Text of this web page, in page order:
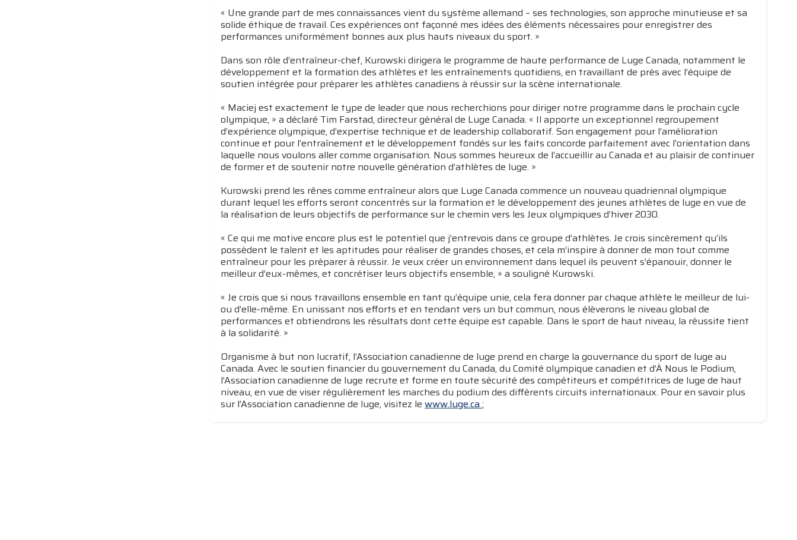
« Une grande part de mes connaissances vient du système allemand – ses technologies, son approche minutieuse et sa
solide éthique de travail. Ces expériences ont façonné mes idées des éléments nécessaires pour enregistrer des
performances uniformément bonnes aux plus hauts niveaux du sport. »
Dans son rôle d’entraîneur-chef, Kurowski dirigera le programme de haute performance de Luge Canada, notamment le
développement et la formation des athlètes et les entraînements quotidiens, en travaillant de près avec l’équipe de
soutien intégrée pour préparer les athlètes canadiens à réussir sur la scène internationale.
« Maciej est exactement le type de leader que nous recherchions pour diriger notre programme dans le prochain cycle
olympique, » a déclaré Tim Farstad, directeur général de Luge Canada. « Il apporte un exceptionnel regroupement
d’expérience olympique, d’expertise technique et de leadership collaboratif. Son engagement pour l’amélioration
continue et pour l’entraînement et le développement fondés sur les faits concorde parfaitement avec l’orientation dans
laquelle nous voulons aller comme organisation. Nous sommes heureux de l’accueillir au Canada et au plaisir de continuer
de former et de soutenir notre nouvelle génération d’athlètes de luge. »
Kurowski prend les rênes comme entraîneur alors que Luge Canada commence un nouveau quadriennal olympique
durant lequel les efforts seront concentrés sur la formation et le développement des jeunes athlètes de luge en vue de
la réalisation de leurs objectifs de performance sur le chemin vers les Jeux olympiques d’hiver 2030.
« Ce qui me motive encore plus est le potentiel que j’entrevois dans ce groupe d’athlètes. Je crois sincèrement qu’ils
possèdent le talent et les aptitudes pour réaliser de grandes choses, et cela m’inspire à donner de mon tout comme
entraîneur pour les préparer à réussir. Je veux créer un environnement dans lequel ils peuvent s’épanouir, donner le
meilleur d’eux-mêmes, et concrétiser leurs objectifs ensemble, » a souligné Kurowski.
« Je crois que si nous travaillons ensemble en tant qu’équipe unie, cela fera donner par chaque athlète le meilleur de lui-
ou d’elle-même. En unissant nos efforts et en tendant vers un but commun, nous élèverons le niveau global de
performances et obtiendrons les résultats dont cette équipe est capable. Dans le sport de haut niveau, la réussite tient
à la solidarité. »
Organisme à but non lucratif, l’Association canadienne de luge prend en charge la gouvernance du sport de luge au
Canada. Avec le soutien financier du gouvernement du Canada, du Comité olympique canadien et d’À Nous le Podium,
l’Association canadienne de luge recrute et forme en toute sécurité des compétiteurs et compétitrices de luge de haut
niveau, en vue de viser régulièrement les marches du podium des différents circuits internationaux. Pour en savoir plus
sur l’Association canadienne de luge, visitez le www.luge.ca;